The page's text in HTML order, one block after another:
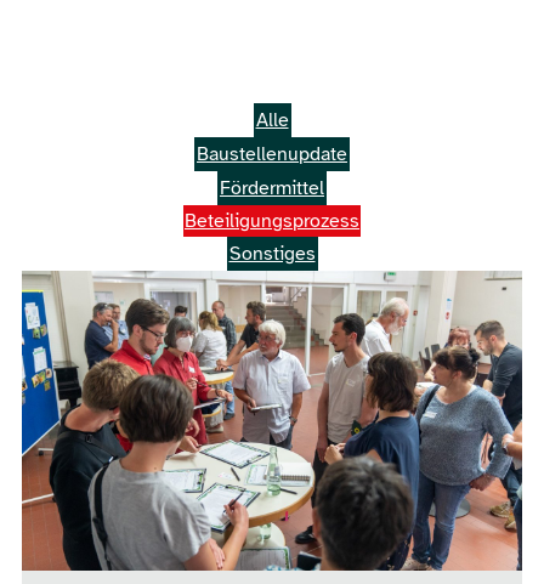
Alle
Baustellenupdate
Fördermittel
Beteiligungsprozess
Sonstiges